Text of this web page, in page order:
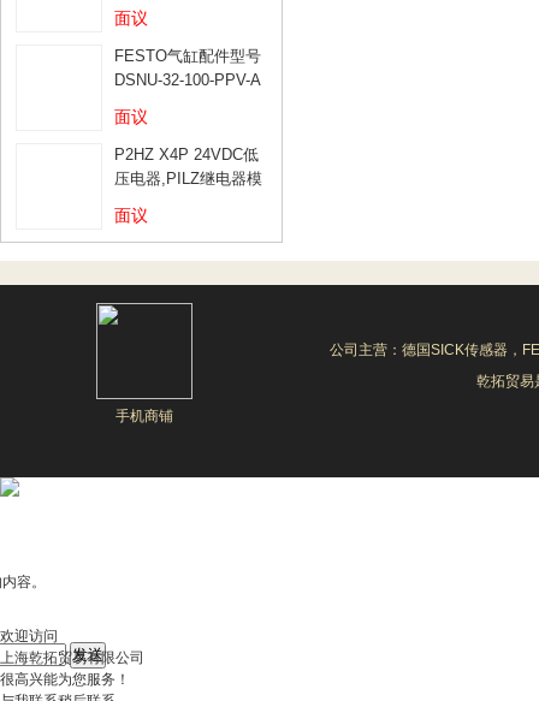
面议
FESTO气缸配件型号
DSNU-32-100-PPV-A
面议
P2HZ X4P 24VDC低
压电器,PILZ继电器模
面议
手机商铺
公司主营：德国SICK传感器，
乾拓贸易
容。
欢迎访问
上海乾拓贸易有限公司
很高兴能为您服务！